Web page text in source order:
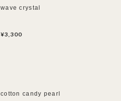
wave crystal
¥3,300
cotton candy pearl